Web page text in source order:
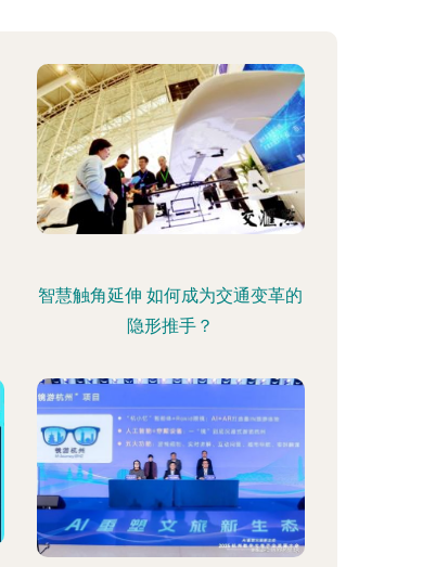
智慧触角延伸 如何成为交通变革的
隐形推手？